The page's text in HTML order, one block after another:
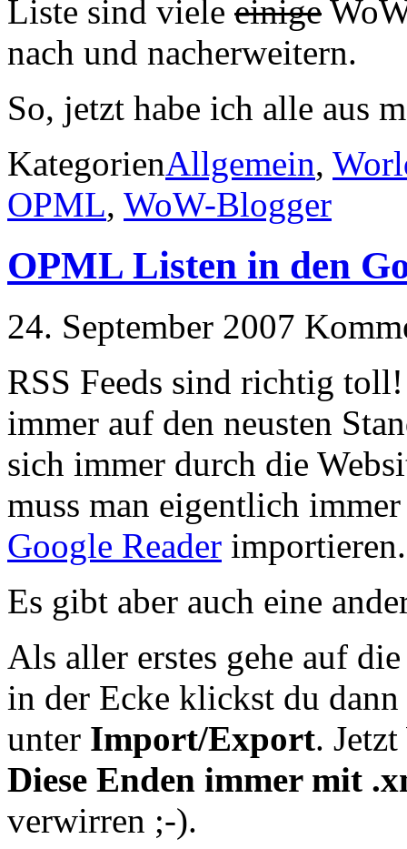
Liste sind viele einige
nach und nacherweitern.
So, jetzt habe ich alle aus
KategorienAllgemein,
OPML, WoW-Blogger
OPML Listen in den
24. September 2007
RSS Feeds sind richtig
immer auf den neusten
sich immer durch die
muss man eigentlich
Google Reader importieren.
Es gibt aber auch eine
Als aller erstes gehe auf
in der Ecke klickst du
unter Import/Export.
Diese Enden immer mit
verwirren ;-).